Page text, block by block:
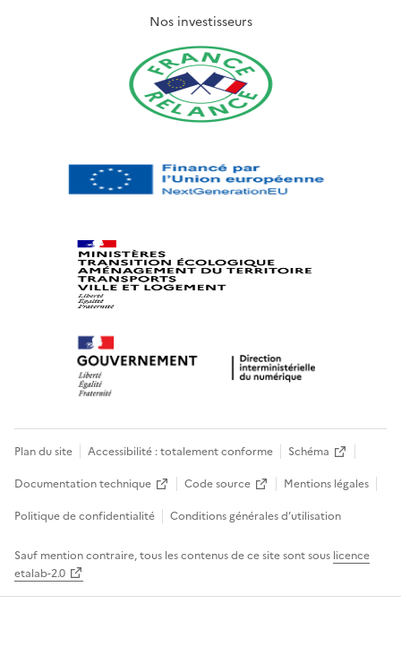
Nos investisseurs
Plan du site Accessibilité : totalement conforme
Schéma
Documentation technique
Code source
Mentions légales
Politique de confidentialité
Conditions générales d’utilisation
Sauf mention contraire, tous les contenus de ce site sont sous licence
etalab-2.0